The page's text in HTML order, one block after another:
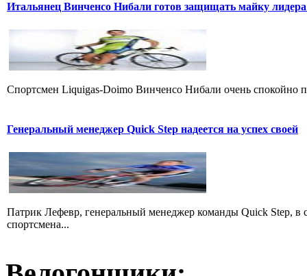
Итальянец Винченсо Нибали готов защищать майку
Cпортсмен Liquigas-Doimo Винченсо Нибали очень спокойно
Генеральный менеджер Quick Step надеется на успех своей
Патрик Лефевр, генеральный менеджер команды Quick Step, в
спортсмена...